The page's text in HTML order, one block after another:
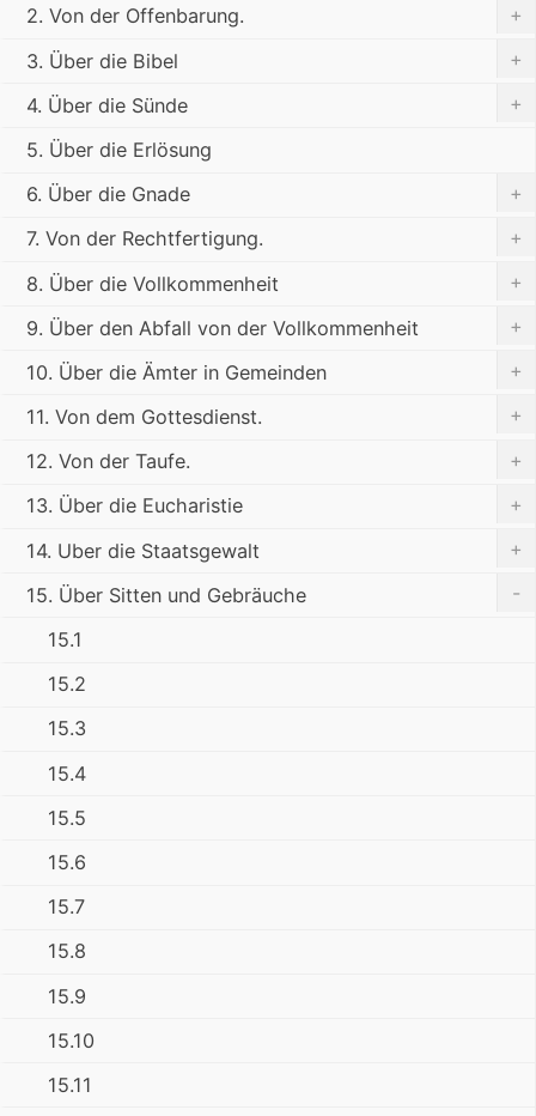
2. Von der Offenbarung.
+
3. Über die Bibel
+
4. Über die Sünde
+
5. Über die Erlösung
6. Über die Gnade
+
7. Von der Rechtfertigung.
+
8. Über die Vollkommenheit
+
9. Über den Abfall von der Vollkommenheit
+
10. Über die Ämter in Gemeinden
+
11. Von dem Gottesdienst.
+
12. Von der Taufe.
+
13. Über die Eucharistie
+
14. Uber die Staatsgewalt
+
15. Über Sitten und Gebräuche
-
15.1
15.2
15.3
15.4
15.5
15.6
15.7
15.8
15.9
15.10
15.11